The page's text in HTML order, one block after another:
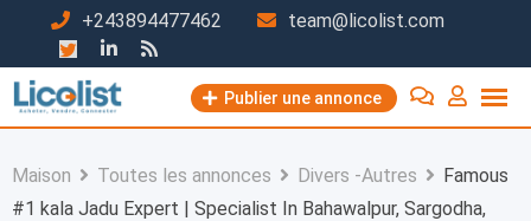
contenu
+243894477462 team@licolist.com
Publier une annonce
Maison Toutes les annonces Divers -Autres
Famous
#1 kala Jadu Expert | Specialist In Bahawalpur, Sargodha,